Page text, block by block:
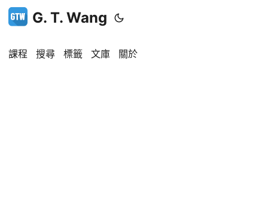
G. T. Wang
課程 搜尋 標籤 文庫 關於